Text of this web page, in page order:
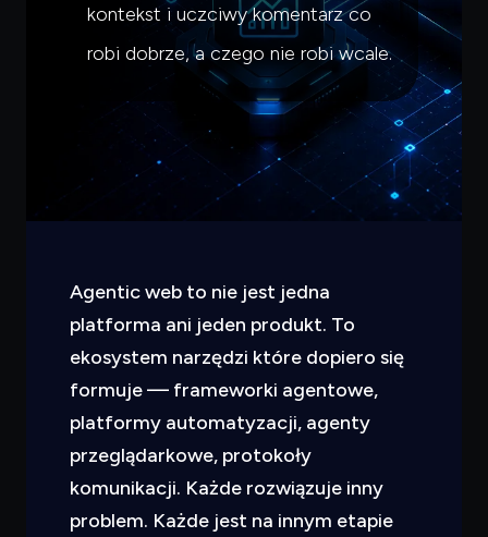
kontekst i uczciwy komentarz co
robi dobrze, a czego nie robi wcale.
Agentic web to nie jest jedna
platforma ani jeden produkt. To
ekosystem narzędzi które dopiero się
formuje — frameworki agentowe,
platformy automatyzacji, agenty
przeglądarkowe, protokoły
komunikacji. Każde rozwiązuje inny
problem. Każde jest na innym etapie